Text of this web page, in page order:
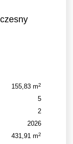
155,83 m2
5
2
2026
431,91 m2